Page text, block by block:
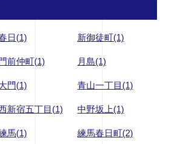
日(1) 新御徒町(1)
前仲町(1) 月島(1)
門(1) 青山一丁目(1)
新宿五丁目(1) 中野坂上(1)
馬(1) 練馬春日町(2)